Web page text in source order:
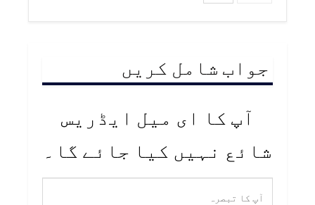
جواب شامل کریں
آپ کا ای میل ایڈریس
شائع نہیں کیا جائے گا۔